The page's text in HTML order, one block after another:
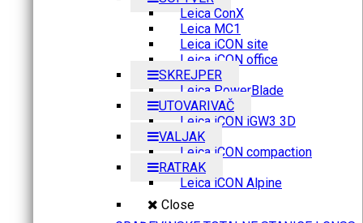
Leica ConX
Leica MC1
Leica iCON site
Leica iCON office
SKREJPER
Leica PowerBlade
UTOVARIVAČ
Leica iCON iGW3 3D
VALJAK
Leica iCON compaction
RATRAK
Leica iCON Alpine
Close